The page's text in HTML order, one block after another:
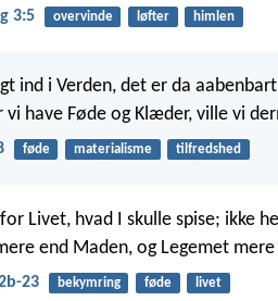
3:5 overvinde løfter himlen
ind i Verden, det er da
have Føde og Klæder, ville vi
føde materialisme tilfredshed
Livet, hvad I skulle spise; ikke
end Maden, og Legemet
23 bekymring føde livet